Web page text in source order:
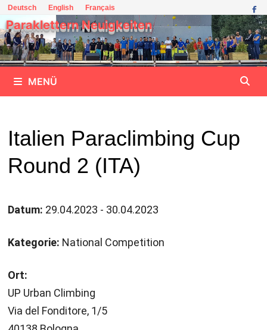
Zum
Inhalt
springen
Deutsch English Français
Paraklettern Neuigkeiten
MENÜ
Italien Paraclimbing Cup
Round 2 (ITA)
Datum: 29.04.2023 - 30.04.2023
Kategorie: National Competition
Ort:
UP Urban Climbing
Via del Fonditore, 1/5